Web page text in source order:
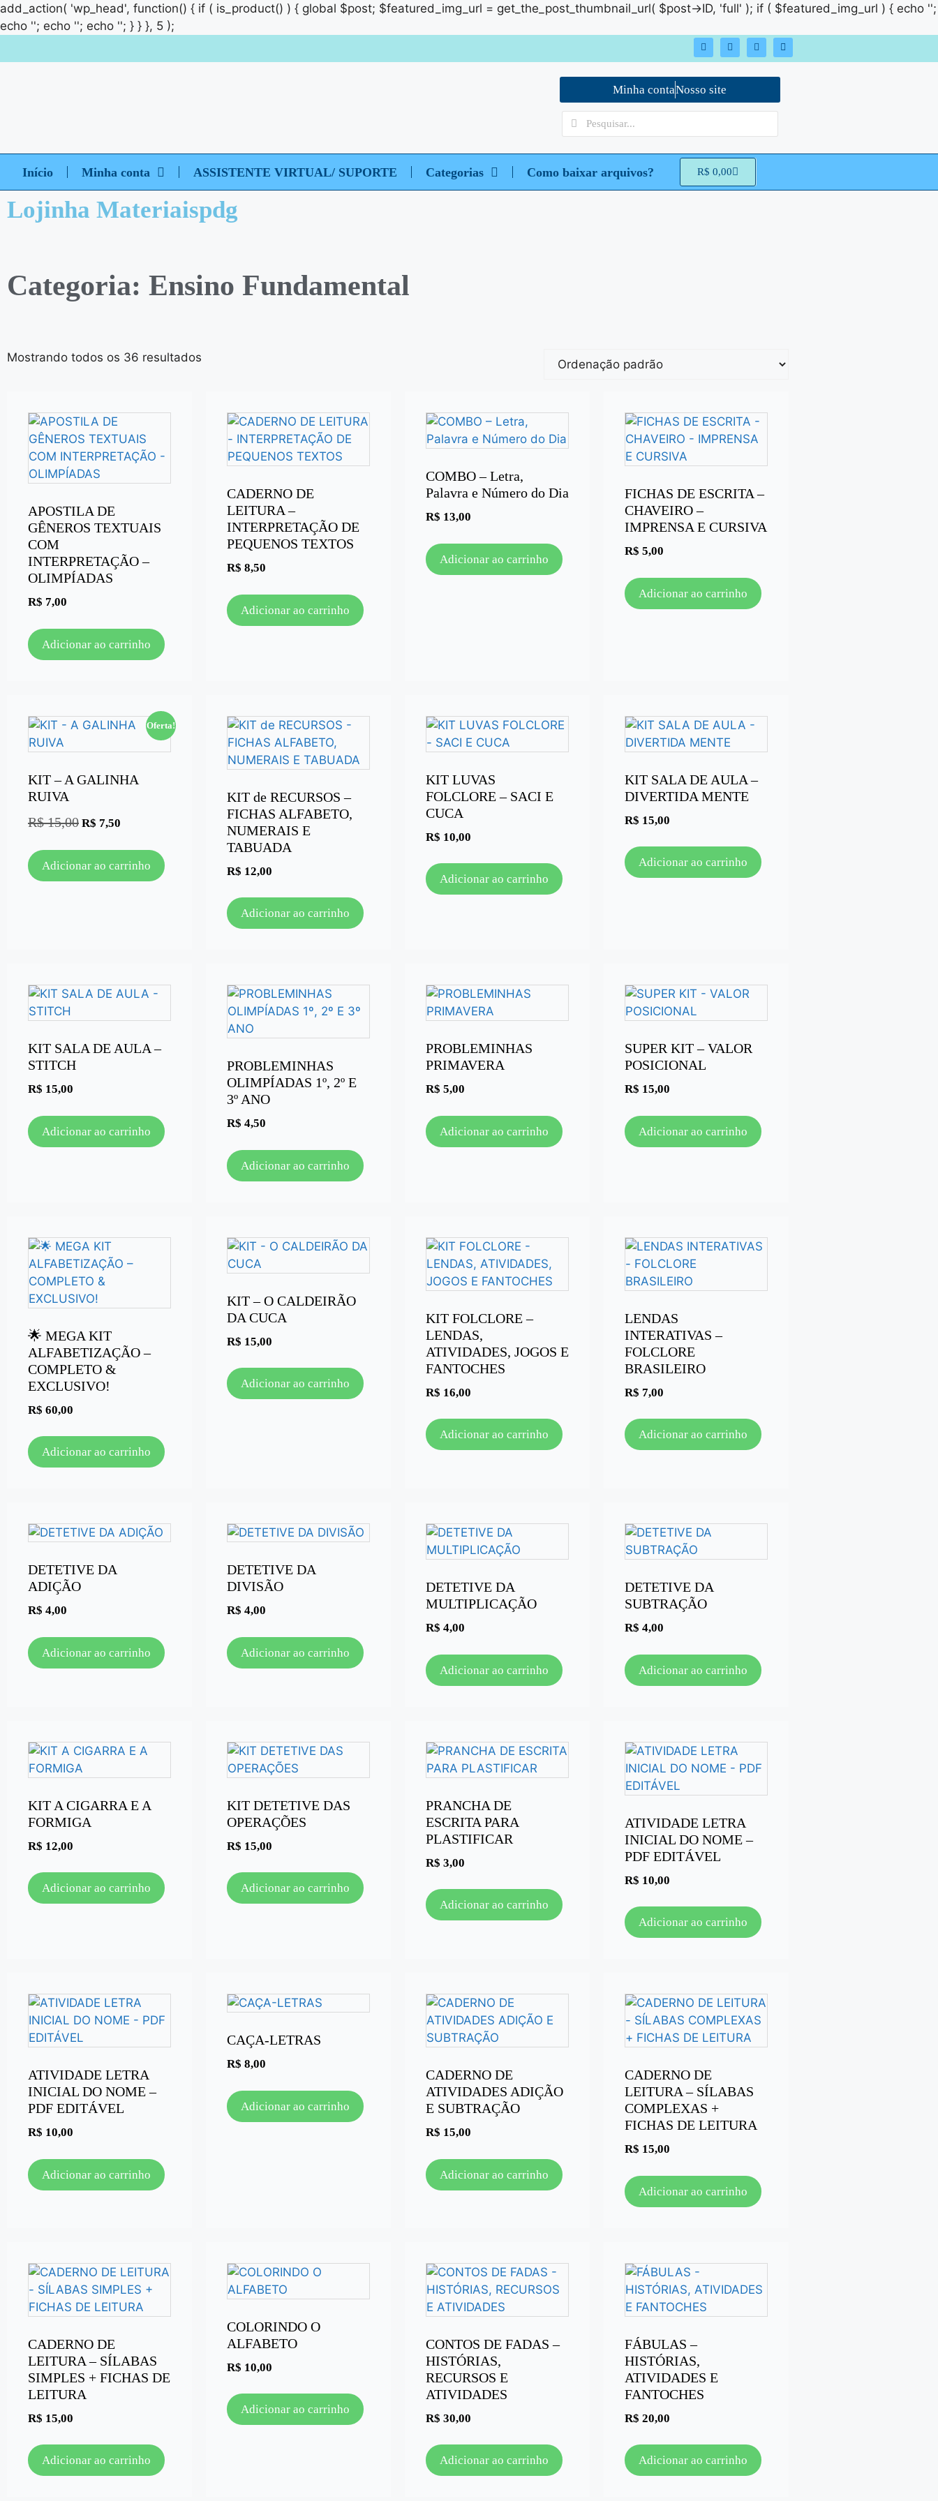
add_action( 'wp_head', function() { if ( is_product() ) { global $post; $featured_img_url = get_the_post_thumbnail_url( $post->ID, 'full' ); if ( $featured_img_url ) { echo '';
echo ''; echo ''; echo ''; } } }, 5 );
Minha contaNosso site
Início Minha conta ASSISTENTE VIRTUAL/ SUPORTE Categorias Como baixar arquivos? R$ 0,00
Lojinha Materiaispdg
Categoria: Ensino Fundamental
Mostrando todos os 36 resultados
APOSTILA DE
GÊNEROS TEXTUAIS
COM
INTERPRETAÇÃO –
OLIMPÍADAS
R$ 7,00
Adicionar ao carrinho
CADERNO DE
LEITURA –
INTERPRETAÇÃO DE
PEQUENOS TEXTOS
R$ 8,50
Adicionar ao carrinho
COMBO – Letra,
Palavra e Número do Dia
R$ 13,00
Adicionar ao carrinho
FICHAS DE ESCRITA –
CHAVEIRO –
IMPRENSA E CURSIVA
R$ 5,00
Adicionar ao carrinho
Oferta!
KIT – A GALINHA
RUIVA
R$15,00 R$ 7,50
Adicionar ao carrinho
KIT de RECURSOS –
FICHAS ALFABETO,
NUMERAIS E
TABUADA
R$ 12,00
Adicionar ao carrinho
KIT LUVAS
FOLCLORE – SACI E
CUCA
R$ 10,00
Adicionar ao carrinho
KIT SALA DE AULA –
DIVERTIDA MENTE
R$ 15,00
Adicionar ao carrinho
KIT SALA DE AULA –
STITCH
R$ 15,00
Adicionar ao carrinho
PROBLEMINHAS
OLIMPÍADAS 1º, 2º E
3º ANO
R$ 4,50
Adicionar ao carrinho
PROBLEMINHAS
PRIMAVERA
R$ 5,00
Adicionar ao carrinho
SUPER KIT – VALOR
POSICIONAL
R$ 15,00
Adicionar ao carrinho
🌟 MEGA KIT
ALFABETIZAÇÃO –
COMPLETO &
EXCLUSIVO!
R$ 60,00
Adicionar ao carrinho
KIT – O CALDEIRÃO
DA CUCA
R$ 15,00
Adicionar ao carrinho
KIT FOLCLORE –
LENDAS,
ATIVIDADES, JOGOS E
FANTOCHES
R$ 16,00
Adicionar ao carrinho
LENDAS
INTERATIVAS –
FOLCLORE
BRASILEIRO
R$ 7,00
Adicionar ao carrinho
DETETIVE DA
ADIÇÃO
R$ 4,00
Adicionar ao carrinho
DETETIVE DA
DIVISÃO
R$ 4,00
Adicionar ao carrinho
DETETIVE DA
MULTIPLICAÇÃO
R$ 4,00
Adicionar ao carrinho
DETETIVE DA
SUBTRAÇÃO
R$ 4,00
Adicionar ao carrinho
KIT A CIGARRA E A
FORMIGA
R$ 12,00
Adicionar ao carrinho
KIT DETETIVE DAS
OPERAÇÕES
R$ 15,00
Adicionar ao carrinho
PRANCHA DE
ESCRITA PARA
PLASTIFICAR
R$ 3,00
Adicionar ao carrinho
ATIVIDADE LETRA
INICIAL DO NOME –
PDF EDITÁVEL
R$ 10,00
Adicionar ao carrinho
ATIVIDADE LETRA
INICIAL DO NOME –
PDF EDITÁVEL
R$ 10,00
Adicionar ao carrinho
CAÇA-LETRAS
R$ 8,00
Adicionar ao carrinho
CADERNO DE
ATIVIDADES ADIÇÃO
E SUBTRAÇÃO
R$ 15,00
Adicionar ao carrinho
CADERNO DE
LEITURA – SÍLABAS
COMPLEXAS +
FICHAS DE LEITURA
R$ 15,00
Adicionar ao carrinho
CADERNO DE
LEITURA – SÍLABAS
SIMPLES + FICHAS DE
LEITURA
R$ 15,00
Adicionar ao carrinho
COLORINDO O
ALFABETO
R$ 10,00
Adicionar ao carrinho
CONTOS DE FADAS –
HISTÓRIAS,
RECURSOS E
ATIVIDADES
R$ 30,00
Adicionar ao carrinho
FÁBULAS –
HISTÓRIAS,
ATIVIDADES E
FANTOCHES
R$ 20,00
Adicionar ao carrinho